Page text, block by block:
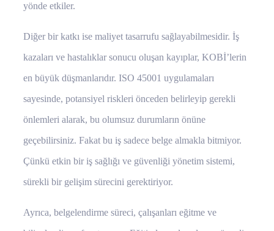
yönde etkiler.
Diğer bir katkı ise maliyet tasarrufu sağlayabilmesidir. İş
kazaları ve hastalıklar sonucu oluşan kayıplar, KOBİ’lerin
en büyük düşmanlarıdır. ISO 45001 uygulamaları
sayesinde, potansiyel riskleri önceden belirleyip gerekli
önlemleri alarak, bu olumsuz durumların önüne
geçebilirsiniz. Fakat bu iş sadece belge almakla bitmiyor.
Çünkü etkin bir iş sağlığı ve güvenliği yönetim sistemi,
sürekli bir gelişim sürecini gerektiriyor.
Ayrıca, belgelendirme süreci, çalışanları eğitme ve